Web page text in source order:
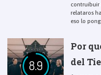
contruibuir
relataros
eso lo
8.9
Por
del